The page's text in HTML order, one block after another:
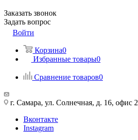
Заказать звонок
Задать вопрос
Войти
Корзина0
Избранные товары0
Сравнение товаров0
г. Самара, ул. Солнечная, д. 16, офис 2
Вконтакте
Instagram